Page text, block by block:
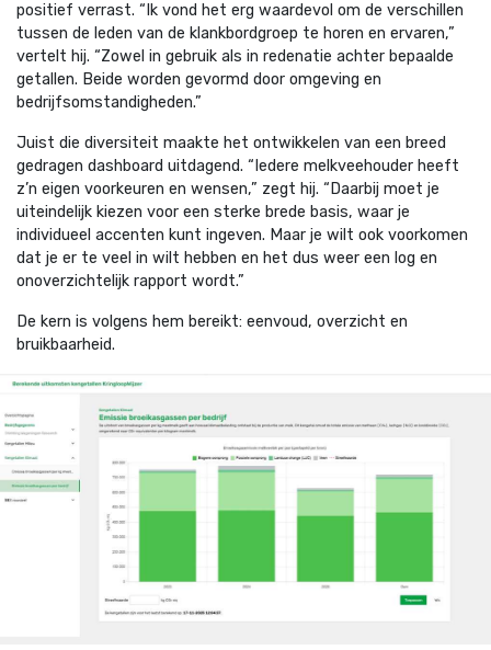
positief verrast. “Ik vond het erg waardevol om de verschillen
tussen de leden van de klankbordgroep te horen en ervaren,”
vertelt hij. “Zowel in gebruik als in redenatie achter bepaalde
getallen. Beide worden gevormd door omgeving en
bedrijfsomstandigheden.”
Juist die diversiteit maakte het ontwikkelen van een breed
gedragen dashboard uitdagend. “Iedere melkveehouder heeft
z’n eigen voorkeuren en wensen,” zegt hij. “Daarbij moet je
uiteindelijk kiezen voor een sterke brede basis, waar je
individueel accenten kunt ingeven. Maar je wilt ook voorkomen
dat je er te veel in wilt hebben en het dus weer een log en
onoverzichtelijk rapport wordt.”
De kern is volgens hem bereikt: eenvoud, overzicht en
bruikbaarheid.